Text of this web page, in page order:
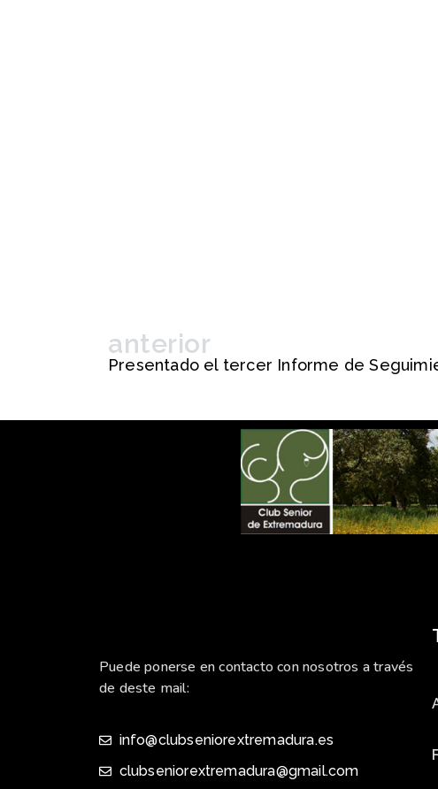
anterior
Puede ponerse en contacto con nosotros a través
de deste mail:
info@clubseniorextremadura.es
clubseniorextremadura@gmail.com